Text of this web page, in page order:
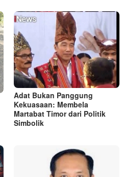
Adat Bukan Panggung
Kekuasaan: Membela
Martabat Timor dari Politik
Simbolik